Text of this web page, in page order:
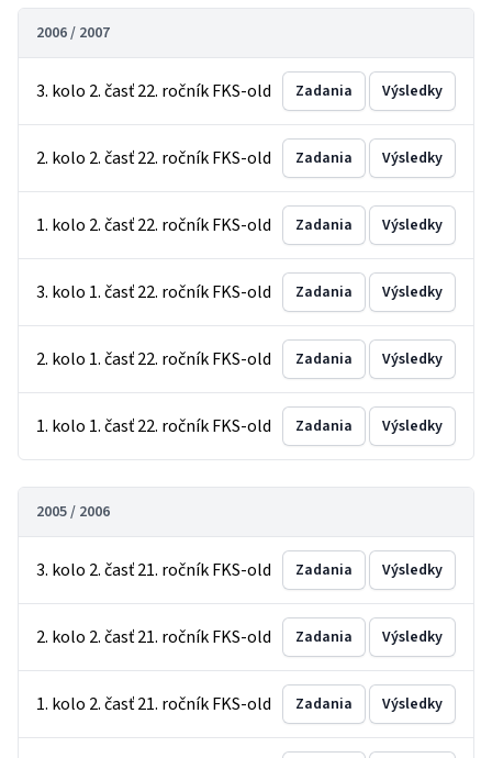
2006 / 2007
3. kolo 2. časť 22. ročník FKS-old Zadania Výsledky
2. kolo 2. časť 22. ročník FKS-old Zadania Výsledky
1. kolo 2. časť 22. ročník FKS-old Zadania Výsledky
3. kolo 1. časť 22. ročník FKS-old Zadania Výsledky
2. kolo 1. časť 22. ročník FKS-old Zadania Výsledky
1. kolo 1. časť 22. ročník FKS-old Zadania Výsledky
2005 / 2006
3. kolo 2. časť 21. ročník FKS-old Zadania Výsledky
2. kolo 2. časť 21. ročník FKS-old Zadania Výsledky
1. kolo 2. časť 21. ročník FKS-old Zadania Výsledky